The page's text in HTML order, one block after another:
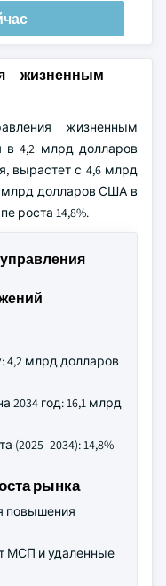
жизненным
жизненным
в 4,2 млрд долларов
вырастет с 4,6 млрд
млрд долларов США в
роста 14,8%.
4,2 млрд долларов
2034 год: 16,1 млрд
14,8%
рынка
повышения
МСП и удаленные